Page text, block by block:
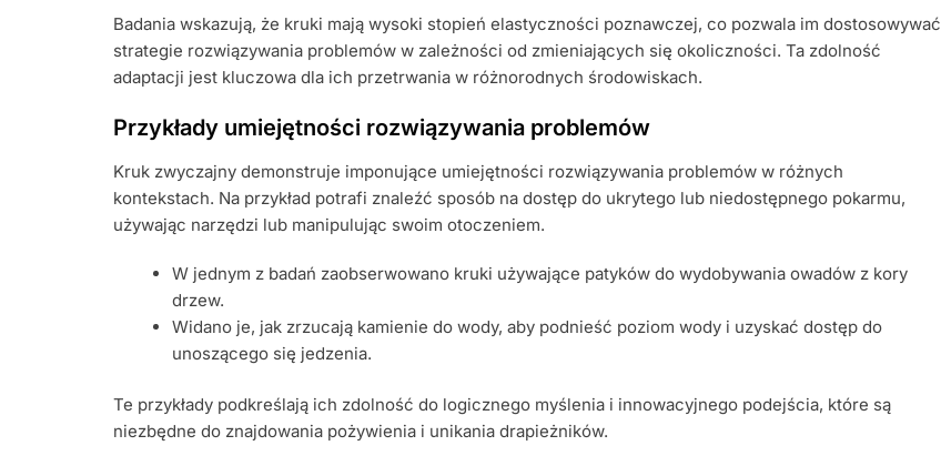
Badania wskazują, że kruki mają wysoki stopień elastyczności poznawczej, co pozwala im dostosowywać
strategie rozwiązywania problemów w zależności od zmieniających się okoliczności. Ta zdolność
adaptacji jest kluczowa dla ich przetrwania w różnorodnych środowiskach.
Przykłady umiejętności rozwiązywania problemów
Kruk zwyczajny demonstruje imponujące umiejętności rozwiązywania problemów w różnych
kontekstach. Na przykład potrafi znaleźć sposób na dostęp do ukrytego lub niedostępnego pokarmu,
używając narzędzi lub manipulując swoim otoczeniem.
W jednym z badań zaobserwowano kruki używające patyków do wydobywania owadów z kory
drzew.
Widano je, jak zrzucają kamienie do wody, aby podnieść poziom wody i uzyskać dostęp do
unoszącego się jedzenia.
Te przykłady podkreślają ich zdolność do logicznego myślenia i innowacyjnego podejścia, które są
niezbędne do znajdowania pożywienia i unikania drapieżników.